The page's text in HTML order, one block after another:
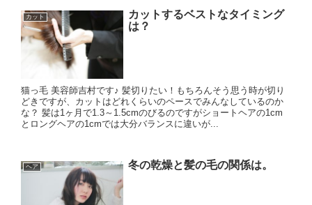
カット
カットするベストなタイミング
は？
猫っ毛 美容師吉村です♪ 髪切りたい！もちろんそう思う時が切り
どきですが、カットはどれくらいのペースでみんなしているのか
な？ 髪は1ヶ月で1.3～1.5cmのびるのですがショートヘアの1cm
とロングヘアの1cmでは大分バランスに違いが...
ヘア 冬の乾燥と髪の毛の関係は。